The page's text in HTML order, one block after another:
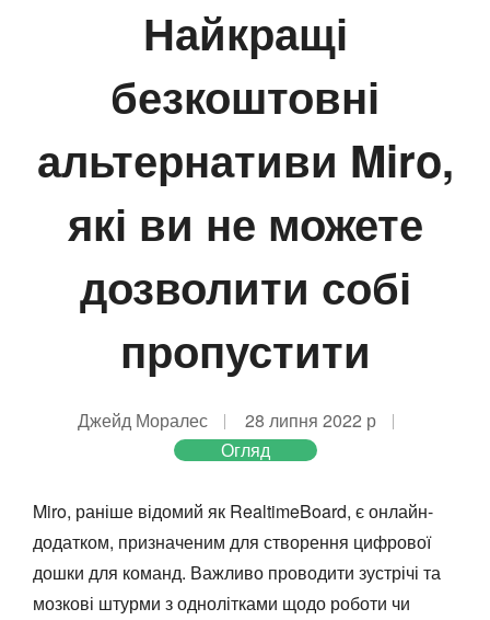
Найкращі
безкоштовні
альтернативи Miro,
які ви не можете
дозволити собі
пропустити
Джейд Моралес
28 липня 2022 р
Огляд
Miro, раніше відомий як RealtimeBoard, є онлайн-
додатком, призначеним для створення цифрової
дошки для команд. Важливо проводити зустрічі та
мозкові штурми з однолітками щодо роботи чи